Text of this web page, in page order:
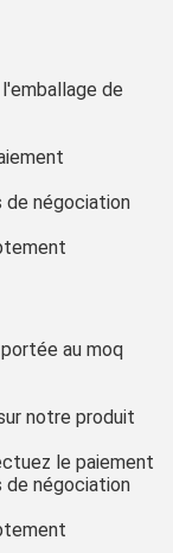
de
de négociation
au moq
notre produit
le paiement
de négociation